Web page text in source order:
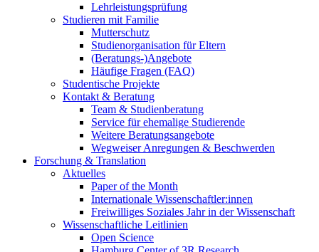
Lehrleistungsprüfung
Studieren mit Familie
Mutterschutz
Studienorganisation für Eltern
(Beratungs-)Angebote
Häufige Fragen (FAQ)
Studentische Projekte
Kontakt & Beratung
Team & Studienberatung
Service für ehemalige Studierende
Weitere Beratungsangebote
Wegweiser Anregungen & Beschwerden
Forschung & Translation
Aktuelles
Paper of the Month
Internationale Wissenschaftler:innen
Freiwilliges Soziales Jahr in der Wissenschaft
Wissenschaftliche Leitlinien
Open Science